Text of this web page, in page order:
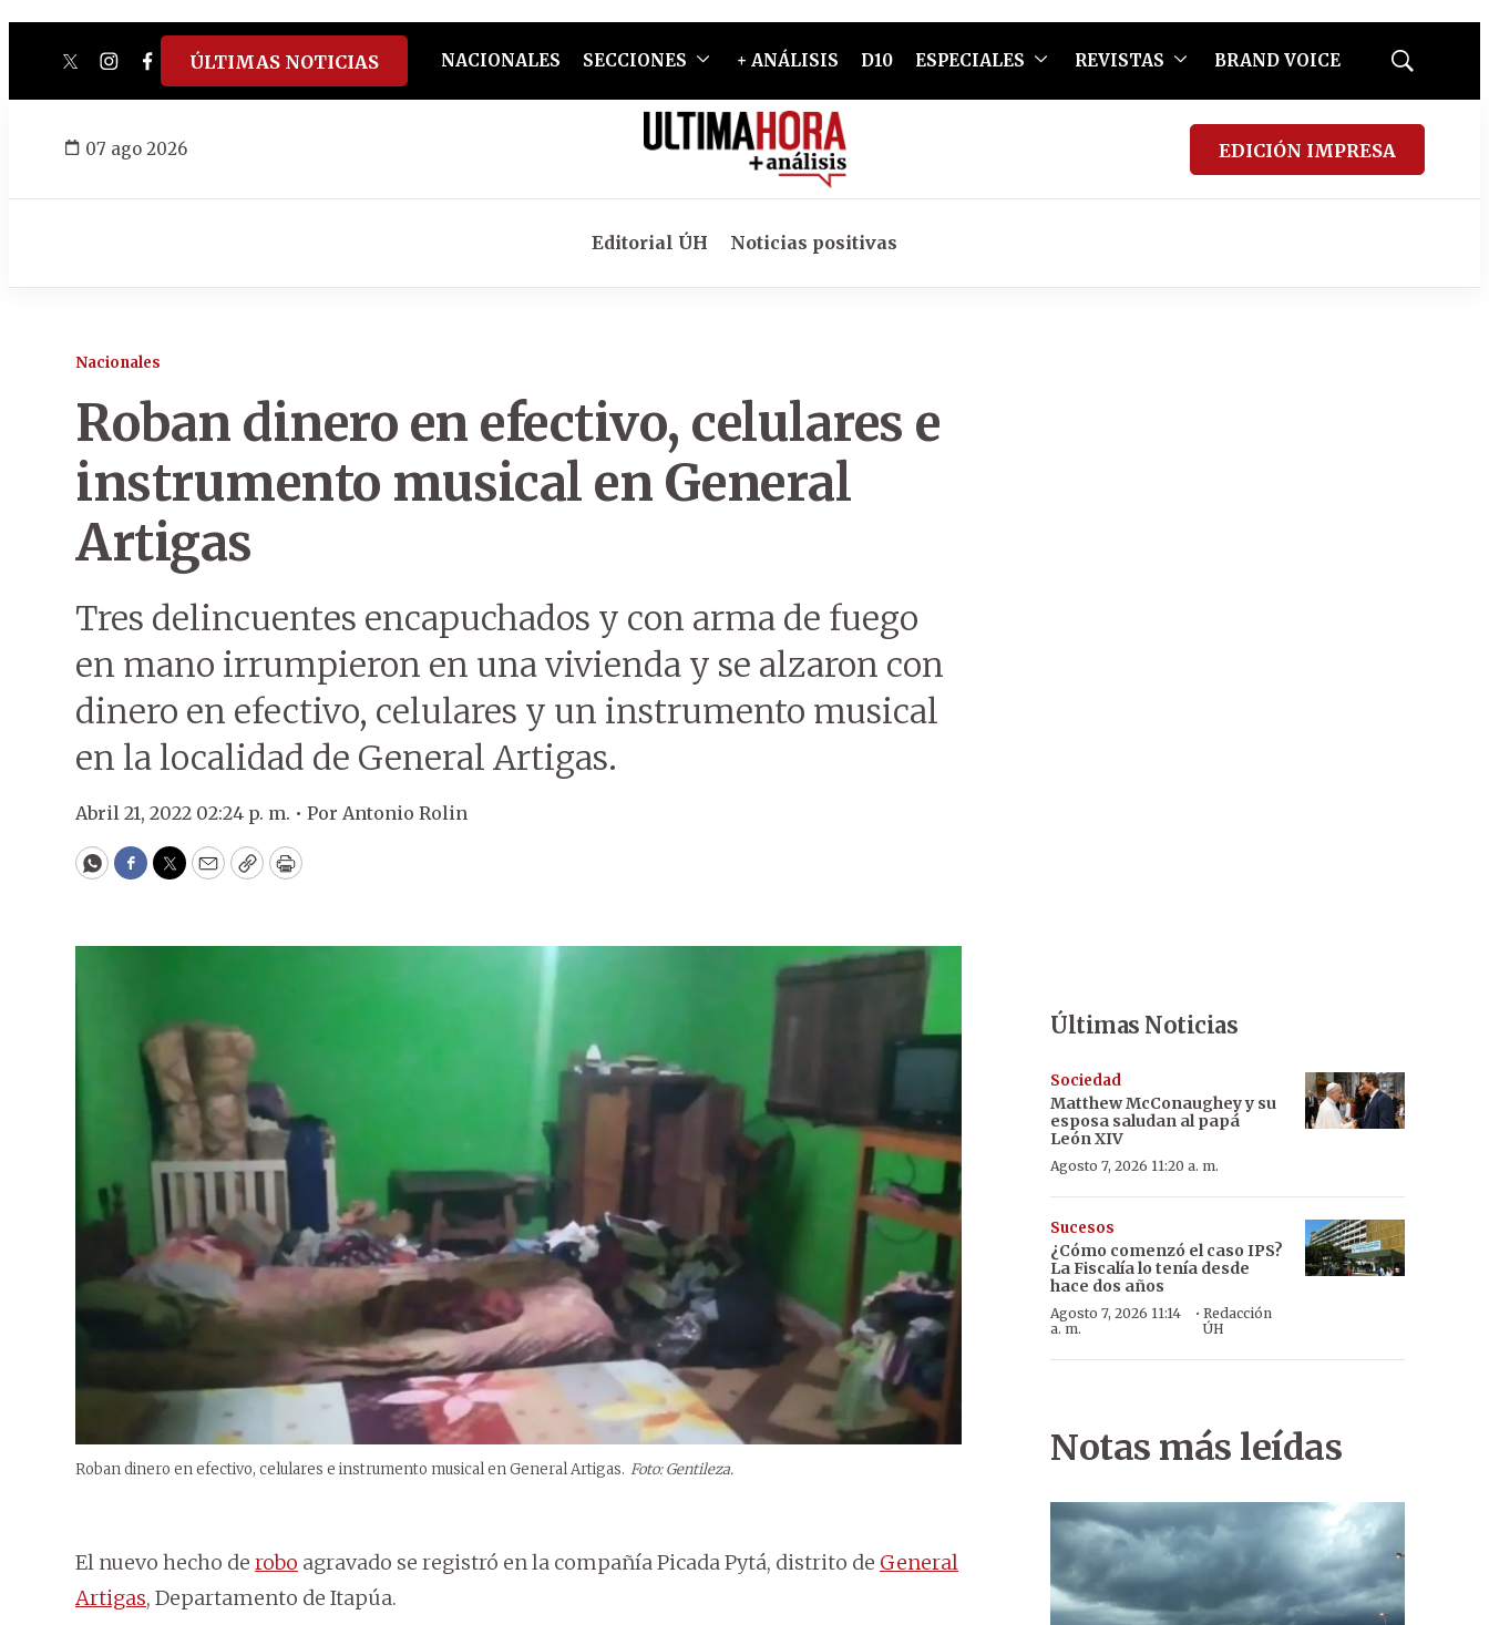
twitterinstagram
facebook
tiktokyoutube
spotify
ÚLTIMAS NOTICIAS NACIONALES SECCIONES + ANÁLISIS D10 ESPECIALES REVISTAS BRAND VOICE
Mostrar
07 ago 2026 EDICIÓN IMPRESA
Editorial ÚH Noticias positivas
Nacionales
Roban dinero en efectivo, celulares e
instrumento musical en General
Artigas
Tres delincuentes encapuchados y con arma de fuego
en mano irrumpieron en una vivienda y se alzaron con
dinero en efectivo, celulares y un instrumento musical
en la localidad de General Artigas.
Abril 21, 2022 02:24 p. m. • Por Antonio Rolin
WhatsApp
Facebook
Twitter
EmailCopyPrint
Roban dinero en efectivo, celulares e instrumento musical en General Artigas. Foto: Gentileza.
El nuevo hecho de robo agravado se registró en la compañía Picada Pytá, distrito de General
Artigas, Departamento de Itapúa.
Últimas Noticias
Sociedad
Matthew McConaughey y su
esposa saludan al papá
León XIV
Agosto 7, 2026 11:20 a. m.
Sucesos
¿Cómo comenzó el caso IPS?
La Fiscalía lo tenía desde
hace dos años
Agosto 7, 2026 11:14
a. m.
· Redacción
ÚH
Notas más leídas